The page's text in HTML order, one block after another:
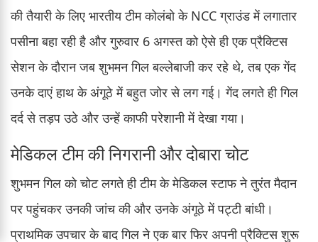
की तैयारी के लिए भारतीय टीम कोलंबो के NCC ग्राउंड में लगातार
पसीना बहा रही है और गुरुवार 6 अगस्त को ऐसे ही एक प्रैक्टिस
सेशन के दौरान जब शुभमन गिल बल्लेबाजी कर रहे थे, तब एक गेंद
उनके दाएं हाथ के अंगूठे में बहुत जोर से लग गई। गेंद लगते ही गिल
दर्द से तड़प उठे और उन्हें काफी परेशानी में देखा गया।
मेडिकल टीम की निगरानी और दोबारा चोट
शुभमन गिल को चोट लगते ही टीम के मेडिकल स्टाफ ने तुरंत मैदान
पर पहुंचकर उनकी जांच की और उनके अंगूठे में पट्टी बांधी।
प्राथमिक उपचार के बाद गिल ने एक बार फिर अपनी प्रैक्टिस शुरू